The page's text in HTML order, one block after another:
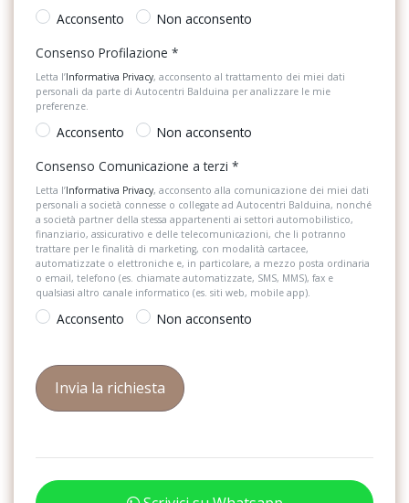
Servosterzo
Sistema audio
Sistema di assistenza al mantenimento della corsia
Sistema di chiamata d'emergenza
Sistema di frenata anti collisione
Sistema di navigazione
Sistema di navigazione + TouchScreen
Specchietti di cortesia
Specchietti retrovisori elettrici e riscaldabili
Strumentazione digitale con display
Supporto Lombare
Kit riparazione pneumatico
Lane departure warning
Logo modello
Look di contrasto
Mancorrenti al tetto neri
Pacchetto assistenza tour
Pacchetto look alluminio esterno
Pacchetto luci
Portellone vano bagagli ad apertura e chiusura elettrica
Proiettori full led
Ricezione radio digitale (dab)
Acconsento
Non acconsento
Consenso Profilazione *
Letta l’Informativa Privacy, acconsento al trattamento dei miei dati
personali da parte di Autocentri Balduina per analizzare le mie
preferenze.
Acconsento
Non acconsento
Consenso Comunicazione a terzi *
Letta l’Informativa Privacy, acconsento alla comunicazione dei miei dati
personali a società connesse o collegate ad Autocentri Balduina, nonché
a società partner della stessa appartenenti ai settori automobilistico,
finanziario, assicurativo e delle telecomunicazioni, che li potranno
trattare per le finalità di marketing, con modalità cartacee,
automatizzate o elettroniche e, in particolare, a mezzo posta ordinaria
o email, telefono (es. chiamate automatizzate, SMS, MMS), fax e
qualsiasi altro canale informatico (es. siti web, mobile app).
Acconsento Non acconsento